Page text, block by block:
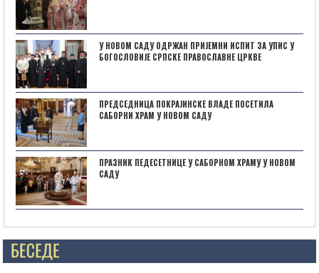
У НОВОМ САДУ ОДРЖАН ПРИЈЕМНИ ИСПИТ ЗА УПИС У
БОГОСЛОВИЈЕ СРПСКЕ ПРАВОСЛАВНЕ ЦРКВЕ
ПРЕДСЕДНИЦА ПОКРАЈИНСКЕ ВЛАДЕ ПОСЕТИЛА
САБОРНИ ХРАМ У НОВОМ САДУ
ПРАЗНИК ПЕДЕСЕТНИЦЕ У САБОРНОМ ХРАМУ У НОВОМ
САДУ
Posts not found